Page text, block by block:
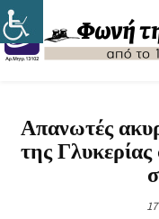
Απανωτές
της Γλυκερίας